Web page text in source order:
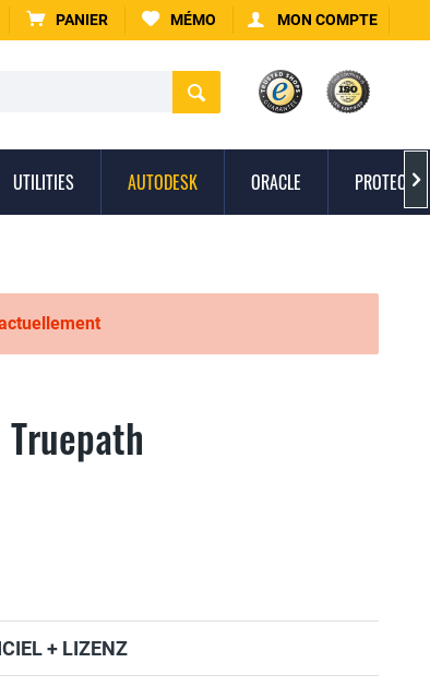
PANIER MÉMO MON COMPTE
UTILITIES AUTODESK ORACLE 
+ LIZENZ